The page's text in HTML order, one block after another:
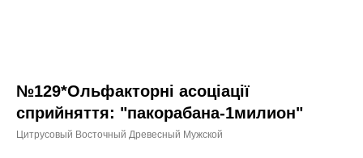
№129*Ольфакторні асоціації
сприйняття: "пакорабана-1милион"
Цитрусовый Восточный Древесный Мужской